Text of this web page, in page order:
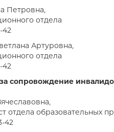
Петровна,
отдела
42
Артуровна,
отдела
42
сопровождение
отдела образовательных
42